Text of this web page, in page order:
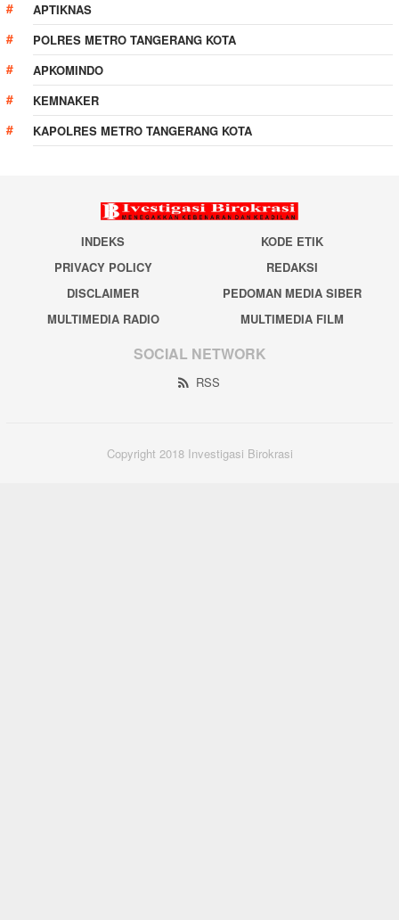
APTIKNAS
POLRES METRO TANGERANG KOTA
APKOMINDO
KEMNAKER
KAPOLRES METRO TANGERANG KOTA
INDEKS
KODE ETIK
PRIVACY POLICY
REDAKSI
DISCLAIMER
PEDOMAN MEDIA SIBER
MULTIMEDIA RADIO
MULTIMEDIA FILM
SOCIAL NETWORK
RSS
Copyright 2018 Investigasi Birokrasi